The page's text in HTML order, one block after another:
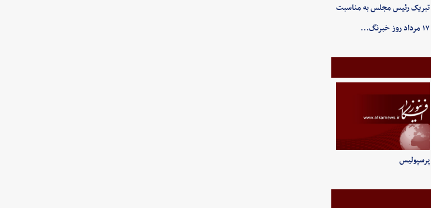
تبریک رئیس مجلس به مناسبت
۱۷ مرداد روز خبرنگ…
پرسپولیس